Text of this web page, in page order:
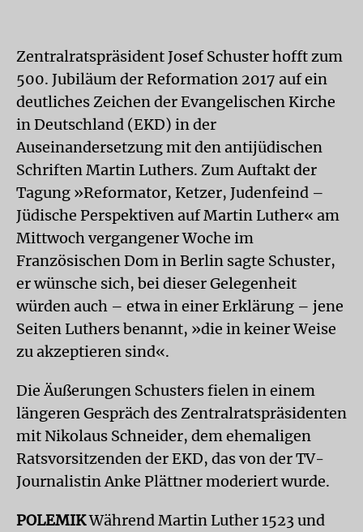
Zentralratspräsident Josef Schuster hofft zum
500. Jubiläum der Reformation 2017 auf ein
deutliches Zeichen der Evangelischen Kirche
in Deutschland (EKD) in der
Auseinandersetzung mit den antijüdischen
Schriften Martin Luthers. Zum Auftakt der
Tagung »Reformator, Ketzer, Judenfeind –
Jüdische Perspektiven auf Martin Luther« am
Mittwoch vergangener Woche im
Französischen Dom in Berlin sagte Schuster,
er wünsche sich, bei dieser Gelegenheit
würden auch – etwa in einer Erklärung – jene
Seiten Luthers benannt, »die in keiner Weise
zu akzeptieren sind«.
Die Äußerungen Schusters fielen in einem
längeren Gespräch des Zentralratspräsidenten
mit Nikolaus Schneider, dem ehemaligen
Ratsvorsitzenden der EKD, das von der TV-
Journalistin Anke Plättner moderiert wurde.
POLEMIKWährend Martin Luther 1523 und